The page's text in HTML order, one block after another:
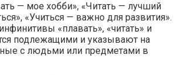
— мое хобби», «Читать — лучший
«Учиться — важно для развития».
«плавать», «читать» и
подлежащими и указывают на
с людьми или предметами в